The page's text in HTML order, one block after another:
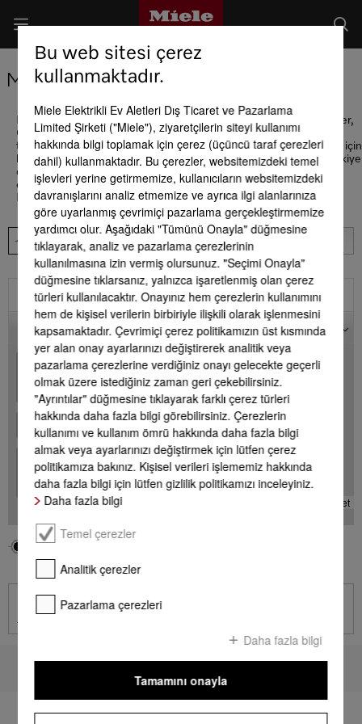
Miele Satış Noktaları
Miele Experience Center Vadİstanbul, Watergarden, Zorlu Center,
Göktürk Larus Loft ve Bağdat Caddesi Suadiye mağazalarımız ve
tüm Miele Centerlarımız sizlere hizmet vermektedir. Detaylı bilgi için
lütfen 444 11 22 no.lu Müşteri Hizmetlerimizi arayınız. Miele Türkiye
olarak sizlere E-Shop adresimizden kesintisiz hizmete devam
ediyoruz
Her koşulda sizlerin yanındayız!
Filtre
Harita
+
-
+
-
Leaflet
Bölgeniz
Bu web sitesi çerez
kullanmaktadır.
Miele Elektrikli Ev Aletleri Dış Ticaret ve Pazarlama
Limited Şirketi ("Miele"), ziyaretçilerin siteyi kullanımı
hakkında bilgi toplamak için çerez (üçüncü taraf çerezleri
dahil) kullanmaktadır. Bu çerezler, websitemizdeki temel
işlevleri yerine getirmemize, kullanıcıların websitemizdeki
davranışlarını analiz etmemize ve ayrıca ilgi alanlarınıza
göre uyarlanmış çevrimiçi pazarlama gerçekleştirmemize
yardımcı olur. Aşağıdaki "Tümünü Onayla" düğmesine
tıklayarak, analiz ve pazarlama çerezlerinin
kullanılmasına izin vermiş olursunuz. "Seçimi Onayla"
düğmesine tıklarsanız, yalnızca işaretlenmiş olan çerez
türleri kullanılacaktır. Onayınız hem çerezlerin kullanımını
hem de kişisel verilerin birbiriyle ilişkili olarak işlenmesini
kapsamaktadır. Çevrimiçi çerez politikamızın üst kısmında
yer alan onay ayarlarınızı değiştirerek analitik veya
pazarlama çerezlerine verdiğiniz onayı gelecekte geçerli
olmak üzere istediğiniz zaman geri çekebilirsiniz.
"Ayrıntılar" düğmesine tıklayarak farklı çerez türleri
hakkında daha fazla bilgi görebilirsiniz. Çerezlerin
kullanımı ve kullanım ömrü hakkında daha fazla bilgi
almak veya ayarlarınızı değiştirmek için lütfen çerez
politikamıza bakınız. Kişisel verileri işlememiz hakkında
daha fazla bilgi için lütfen gizlilik politikamızı inceleyiniz.
Daha fazla bilgi
Temel çerezler
Analitik çerezler
Pazarlama çerezleri
Daha fazla bilgi
Tamamını onayla